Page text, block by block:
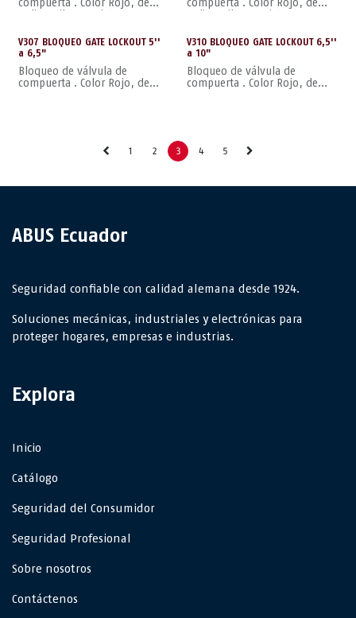
compuerta . Color Rojo, de
polipropileno resistente a
compuerta . Color Rojo, de
polipropileno resistente a
V307 BLOQUEO GATE LOCKOUT 5''
a 6,5"
Bloqueo de válvula de
compuerta . Color Rojo, de
V310 BLOQUEO GATE LOCKOUT 6,5''
a 10"
Bloqueo de válvula de
compuerta . Color Rojo, de
1 2 3 4 5
ABUS Ecuador
Seguridad confiable con calidad alemana desde 1924.
Soluciones mecánicas, industriales y electrónicas para
proteger hogares, empresas e industrias.
Explora
Inicio
Catálogo
Seguridad del Consumidor
Seguridad Profesional
Sobre nosotros
Contáctenos